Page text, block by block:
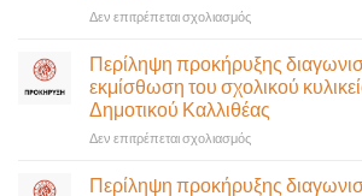
Ποσειδώνος)
10
Αυγούστου-
Ένα
αναγκαίο
σημαντικό
Δεν επιτρέπεται σχολιασμόςστο
σε
έκτακτη
συνεδρίαση
της
Δημοτικής
που
Περίληψη προκήρυξης
εκμίσθωση του σχολικού
Δημοτικού Καλλιθέας
Δεν επιτρέπεται σχολιασμόςστο
προκήρυξης
Περίληψη προκήρυξης